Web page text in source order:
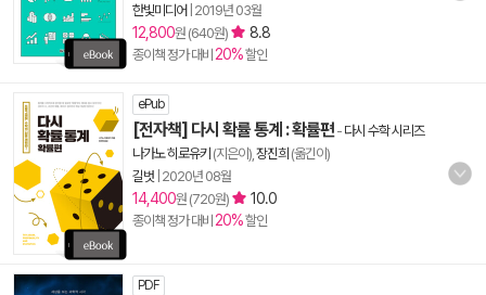
한빛미디어 2019년 03월
12,800원 (640원) 8.8
종이책 정가 대비 20%할인
ePub
[전자책] 다시 확률 통계 : 확률편 - 다시 수학 시리즈
나가노 히로유키 (지은이), 장진희 (옮긴이)
길벗 2020년 08월
14,400원 (720원) 10.0
종이책 정가 대비 20%할인
PDF